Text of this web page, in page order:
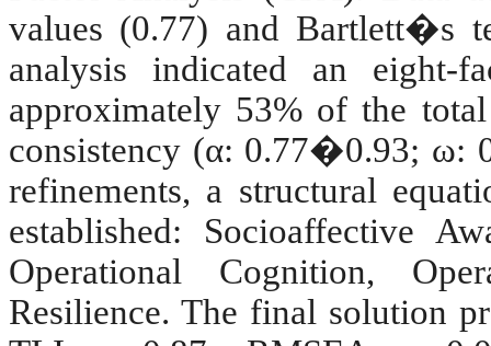
values (0.77) and Bartlett�s
analysis indicated an eight-
approximately 53% of the
consistency (α: 0.77�0.93; ω:
refinements, a structural
established: Socioaffective
Operational Cognition,
Resilience. The final solution